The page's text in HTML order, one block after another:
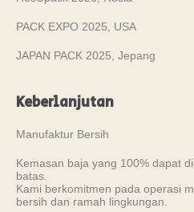
PACK EXPO 2025, USA
JAPAN PACK 2025, Jepang
Keberlanjutan
Manufaktur Bersih
Kemasan baja yang 100% dapat
batas.
Kami berkomitmen pada operasi
bersih dan ramah lingkungan.